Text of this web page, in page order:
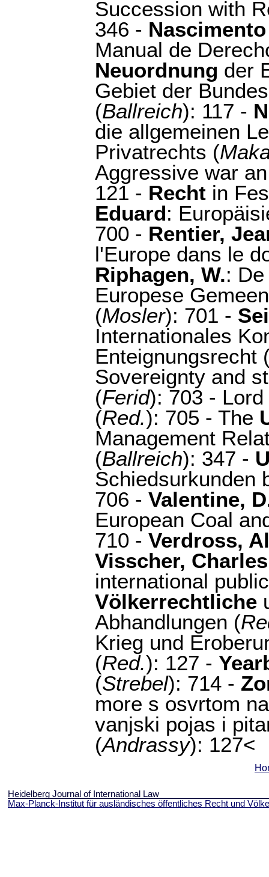
Succession with
346 - Nascimento
Manual de
Neuordnung der
Gebiet der
(Ballreich): 117 -
die allgemeinen
Privatrechts (
Aggressive war
121 - Recht in
Eduard:
700 - Rentier,
l'Europe dans le
Riphagen, W.:
Europese
(Mosler): 701 -
Internationales
Enteignungsrecht
Sovereignty and
(Ferid): 703 - Lord
(Red.): 705 - The
Management
(Ballreich): 347 -
Schiedsurkunden
706 - Valentine,
European Coal
710 - Verdross,
Visscher,
international
Völkerrechtliche
Abhandlungen (
Krieg und
(Red.): 127 -
(Strebel): 714 -
more s osvrtom
vanjski pojas i
(Andrassy): 127<
Heidelberg Journal of International Law
Max-Planck-Institut für ausländisches öffentliches Recht und